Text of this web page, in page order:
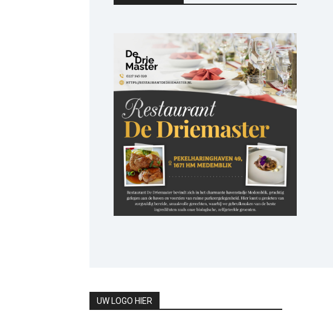
UW LOGO HIER